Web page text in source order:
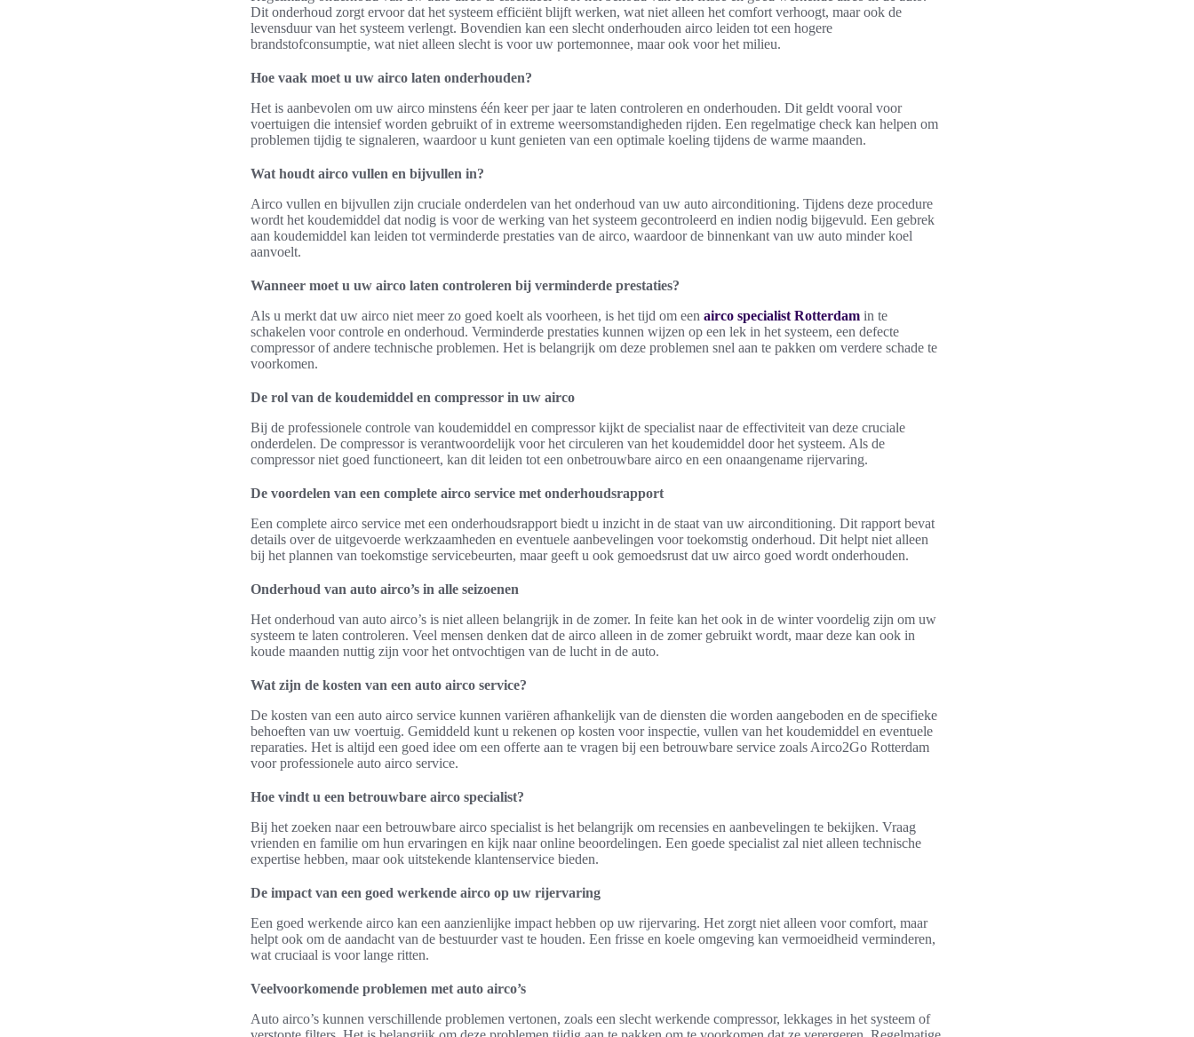
Dit onderhoud zorgt ervoor dat het systeem efficiënt blijft werken, wat niet alleen het comfort verhoogt, maar ook de
levensduur van het systeem verlengt. Bovendien kan een slecht onderhouden airco leiden tot een hogere
brandstofconsumptie, wat niet alleen slecht is voor uw portemonnee, maar ook voor het milieu.
Hoe vaak moet u uw airco laten onderhouden?
Het is aanbevolen om uw airco minstens één keer per jaar te laten controleren en onderhouden. Dit geldt vooral voor
voertuigen die intensief worden gebruikt of in extreme weersomstandigheden rijden. Een regelmatige check kan helpen om
problemen tijdig te signaleren, waardoor u kunt genieten van een optimale koeling tijdens de warme maanden.
Wat houdt airco vullen en bijvullen in?
Airco vullen en bijvullen zijn cruciale onderdelen van het onderhoud van uw auto airconditioning. Tijdens deze procedure
wordt het koudemiddel dat nodig is voor de werking van het systeem gecontroleerd en indien nodig bijgevuld. Een gebrek
aan koudemiddel kan leiden tot verminderde prestaties van de airco, waardoor de binnenkant van uw auto minder koel
aanvoelt.
Wanneer moet u uw airco laten controleren bij verminderde prestaties?
Als u merkt dat uw airco niet meer zo goed koelt als voorheen, is het tijd om een airco specialist Rotterdam in te
schakelen voor controle en onderhoud. Verminderde prestaties kunnen wijzen op een lek in het systeem, een defecte
compressor of andere technische problemen. Het is belangrijk om deze problemen snel aan te pakken om verdere schade te
voorkomen.
De rol van de koudemiddel en compressor in uw airco
Bij de professionele controle van koudemiddel en compressor kijkt de specialist naar de effectiviteit van deze cruciale
onderdelen. De compressor is verantwoordelijk voor het circuleren van het koudemiddel door het systeem. Als de
compressor niet goed functioneert, kan dit leiden tot een onbetrouwbare airco en een onaangename rijervaring.
De voordelen van een complete airco service met onderhoudsrapport
Een complete airco service met een onderhoudsrapport biedt u inzicht in de staat van uw airconditioning. Dit rapport bevat
details over de uitgevoerde werkzaamheden en eventuele aanbevelingen voor toekomstig onderhoud. Dit helpt niet alleen
bij het plannen van toekomstige servicebeurten, maar geeft u ook gemoedsrust dat uw airco goed wordt onderhouden.
Onderhoud van auto airco’s in alle seizoenen
Het onderhoud van auto airco’s is niet alleen belangrijk in de zomer. In feite kan het ook in de winter voordelig zijn om uw
systeem te laten controleren. Veel mensen denken dat de airco alleen in de zomer gebruikt wordt, maar deze kan ook in
koude maanden nuttig zijn voor het ontvochtigen van de lucht in de auto.
Wat zijn de kosten van een auto airco service?
De kosten van een auto airco service kunnen variëren afhankelijk van de diensten die worden aangeboden en de specifieke
behoeften van uw voertuig. Gemiddeld kunt u rekenen op kosten voor inspectie, vullen van het koudemiddel en eventuele
reparaties. Het is altijd een goed idee om een offerte aan te vragen bij een betrouwbare service zoals Airco2Go Rotterdam
voor professionele auto airco service.
Hoe vindt u een betrouwbare airco specialist?
Bij het zoeken naar een betrouwbare airco specialist is het belangrijk om recensies en aanbevelingen te bekijken. Vraag
vrienden en familie om hun ervaringen en kijk naar online beoordelingen. Een goede specialist zal niet alleen technische
expertise hebben, maar ook uitstekende klantenservice bieden.
De impact van een goed werkende airco op uw rijervaring
Een goed werkende airco kan een aanzienlijke impact hebben op uw rijervaring. Het zorgt niet alleen voor comfort, maar
helpt ook om de aandacht van de bestuurder vast te houden. Een frisse en koele omgeving kan vermoeidheid verminderen,
wat cruciaal is voor lange ritten.
Veelvoorkomende problemen met auto airco’s
Auto airco’s kunnen verschillende problemen vertonen, zoals een slecht werkende compressor, lekkages in het systeem of